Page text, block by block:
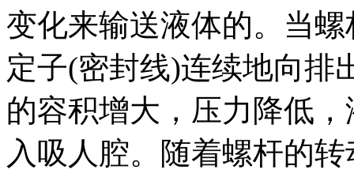
变化来输送液体的。当
定子(密封线)连续地向排
的容积增大，压力降低
入吸人腔。随着螺杆的